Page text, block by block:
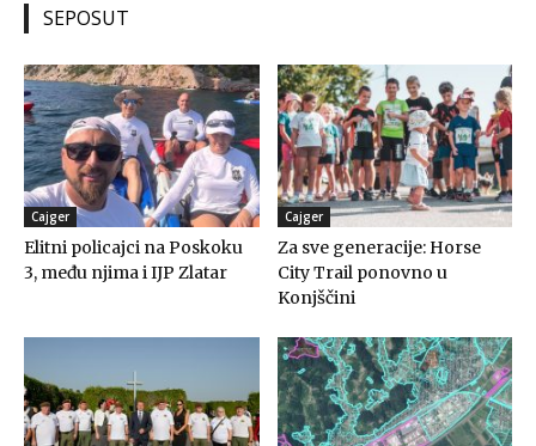
SEPOSUT
Cajger
Elitni policajci na Poskoku
3, među njima i IJP Zlatar
Cajger
Za sve generacije: Horse
City Trail ponovno u
Konjščini